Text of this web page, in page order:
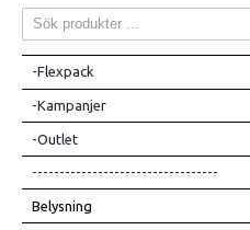
-Flexpack
-Kampanjer
-Outlet
----------------------------------
Belysning